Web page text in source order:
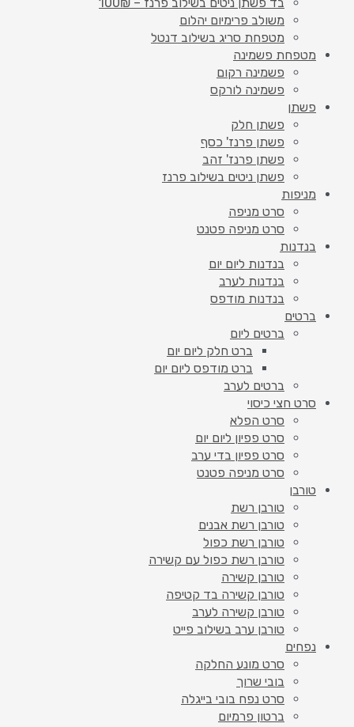
משולב פרימיום יהלום
מטפחת סריג בשילוב דנטל
מטפחת פשמינה
פשמינה רקום
פשמינה לורקס
פשתן
פשתן חלק
פשתן פרנז' כסף
פשתן פרנז' זהב
פשתן ניטים בשילוב פרנז
מניפות
סרט מניפה
סרט מניפה פטנט
בנדנות
בנדנות ליום יום
בנדנות לערב
בנדנות מודפס
ברטים
ברטים ליום
ברט חלק ליום יום
ברט מודפס ליום יום
ברטים לערב
סרט חצי כיסוי
סרט הפלא
סרט פפיון ליום יום
סרט פפיון בדי ערב
סרט מניפה פטנט
טורבן
טורבן רשת
טורבן רשת אבנים
טורבן רשת כפול
טורבן רשת כפול עם קשירה
טורבן קשירה
טורבן קשירה בד קטיפה
טורבן קשירה לערב
טורבן ערב בשילוב פייט
נפחים
סרט מונע החלקה
בובי שרוך
סרט נפח בובי בייגלה
ברטון פרמיום